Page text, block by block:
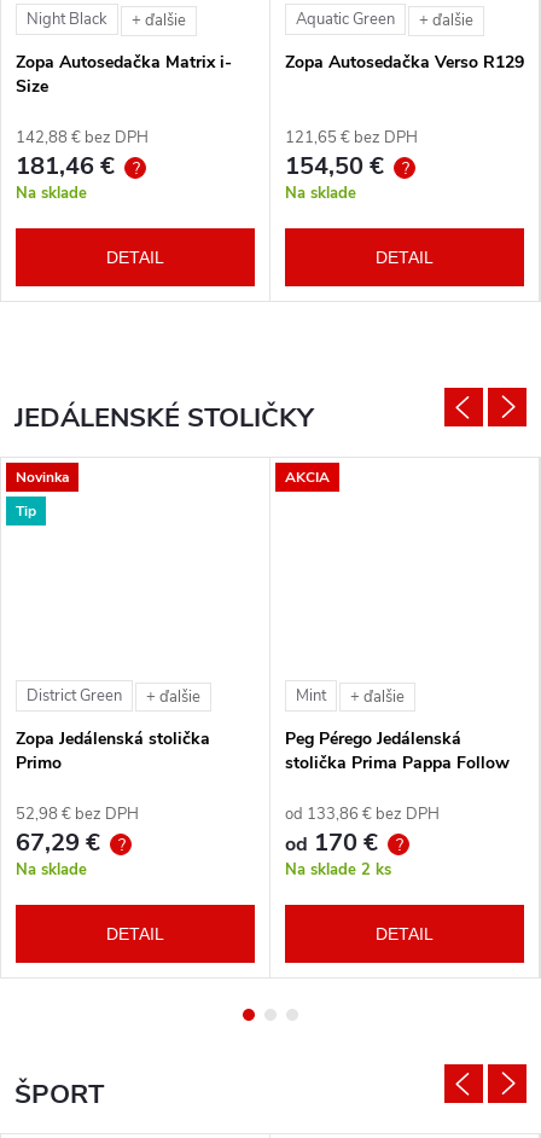
Night Black + ďalšie
Zopa Autosedačka Matrix i-
Size
142,88 € bez DPH
181,46 € ?
Na sklade
DETAIL
Aquatic Green + ďalšie
Zopa Autosedačka Verso R129
121,65 € bez DPH
154,50 € ?
Na sklade
DETAIL
JEDÁLENSKÉ STOLIČKY
Novinka
Tip
District Green + ďalšie
Zopa Jedálenská stolička
Primo
52,98 € bez DPH
67,29 € ?
Na sklade
DETAIL
AKCIA
Mint + ďalšie
Peg Pérego Jedálenská
stolička Prima Pappa Follow
od 133,86 € bez DPH
od 170 € ?
Na sklade 2 ks
DETAIL
ŠPORT